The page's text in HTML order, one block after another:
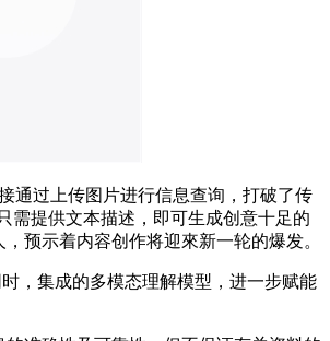
通过上传图片进行信息查询，打破了传
需提供文本描述，即可生成创意十足的
预示着内容创作将迎來新一轮的爆发。
，集成的多模态理解模型，进一步赋能